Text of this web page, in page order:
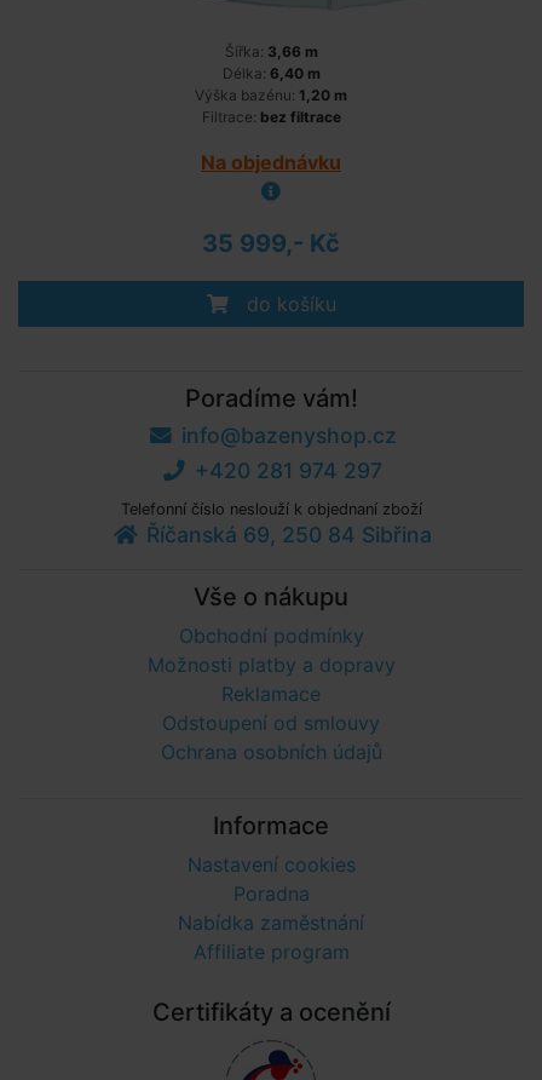
Šířka: 3,66 m
Délka: 6,40 m
Výška bazénu: 1,20 m
Filtrace: bez filtrace
Na objednávku
35 999,- Kč
do košíku
Poradíme vám!
info@bazenyshop.cz
+420 281 974 297
Telefonní číslo neslouží k objednaní zboží
Říčanská 69, 250 84 Sibřina
Vše o nákupu
Obchodní podmínky
Možnosti platby a dopravy
Reklamace
Odstoupení od smlouvy
Ochrana osobních údajů
Informace
Nastavení cookies
Poradna
Nabídka zaměstnání
Affiliate program
Certifikáty a ocenění